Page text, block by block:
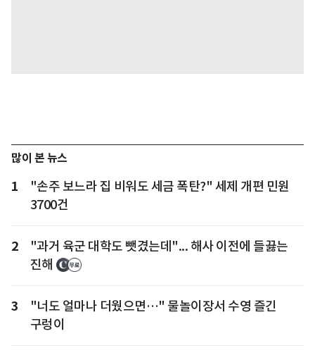
많이 본 뉴스
1
"손주 보느라 집 비워도 세금 폭탄?" 세제 개편 민원
3700건
2
"과거 육군 대학도 뺏겼는데"... 해사 이전에 들끓는
진해
3
"너도 얼마나 더웠으면…" 물놀이장서 수영 즐긴
구렁이